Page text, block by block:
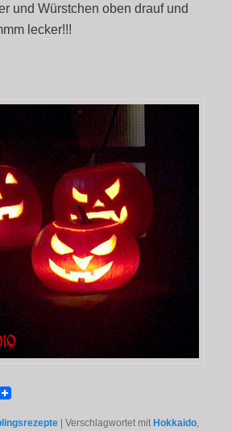
und Würstchen oben drauf und
lecker!!!
|Verschlagwortet mit Hokkaido,